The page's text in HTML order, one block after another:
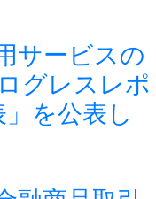
サービスの
グレスレポ
を公表し